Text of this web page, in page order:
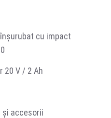
cu impact
20 V / 2 Ah
și accesorii